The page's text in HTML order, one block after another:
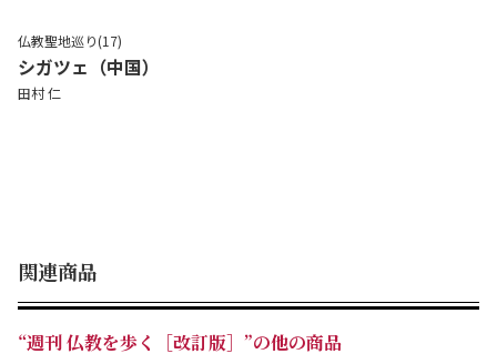
仏教聖地巡り(17)
シガツェ（中国）
田村 仁
関連商品
“週刊 仏教を歩く［改訂版］”の他の商品